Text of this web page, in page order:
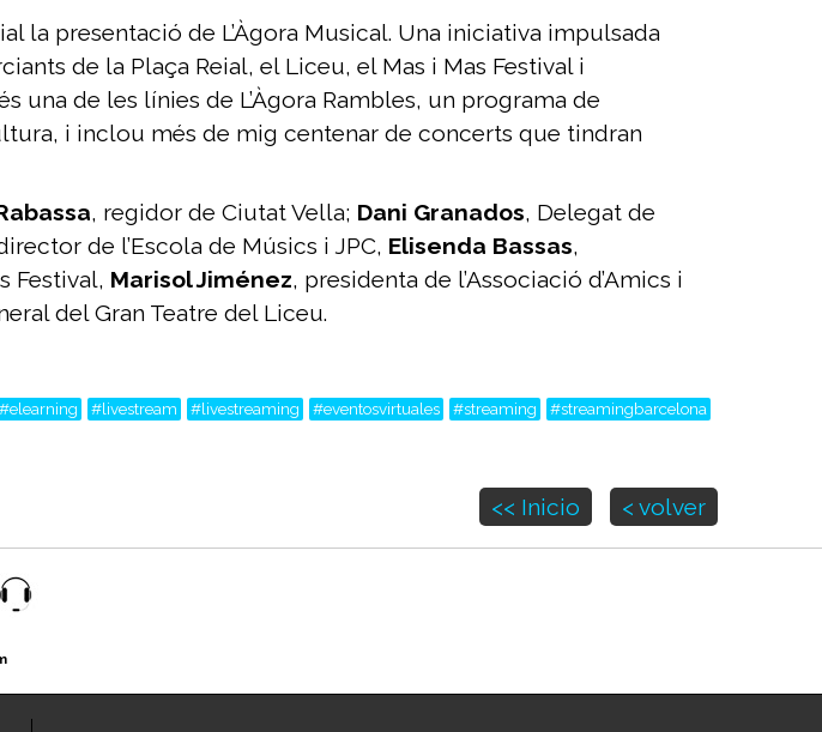
la presentació de L’Àgora Musical. Una iniciativa impulsada
de la Plaça Reial, el Liceu, el Mas i Mas Festival i
una de les línies de L’Àgora Rambles, un programa de
i inclou més de mig centenar de concerts que tindran
, regidor de Ciutat Vella; Dani Granados, Delegat de
de l’Escola de Músics i JPC, Elisenda Bassas,
Festival, Marisol Jiménez, presidenta de l’Associació d’Amics i
del Gran Teatre del Liceu.
#elearning #livestream #livestreaming #eventosvirtuales #streaming #streamingbarcelona
<< Inicio
< volver